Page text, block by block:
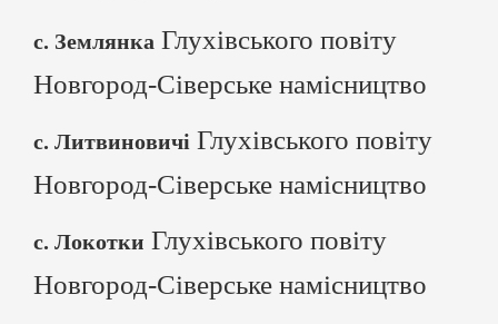
с. Землянка Глухівського повіту
Новгород-Сіверське намісництво
с. Литвиновичі Глухівського повіту
Новгород-Сіверське намісництво
с. Локотки Глухівського повіту
Новгород-Сіверське намісництво